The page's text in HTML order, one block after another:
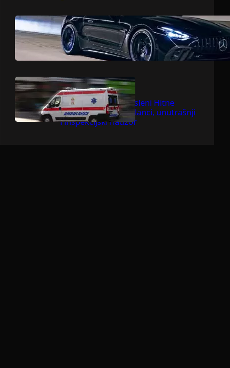
jul 9, 2026.Dragoljub Gajić
Mercedesova V8 zvijer ostavlja
konkurenciju bez daha
jul 9, 2026.Dragoljub Gajić
Suspendovani zaposleni Hitne
pomoći u Bačkoj Palanci, unutrašnji
i inspekcijski nadzor